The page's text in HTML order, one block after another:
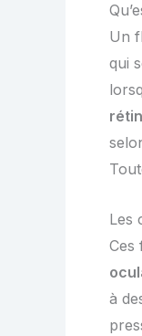
Un
qui
Les
Ces
à